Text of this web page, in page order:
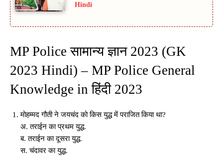
Hindi
MP Police सामान्य ज्ञान 2023 (GK
2023 Hindi) – MP Police General
Knowledge in हिंदी 2023
मोहम्मद गौती ने जयचंद को किस युद्ध में पराजित किया था?
अ. तराईन का प्रथम युद्ध.
ब. तराईन का दूसरा युद्ध.
स. चंदावर का युद्ध.